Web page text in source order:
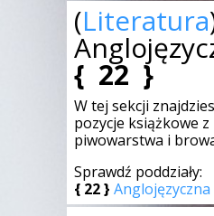
(Literatura
{ 22 }
W tej sekcji
pozycje książkowe
piwowarstwa i
Sprawdź poddziały:
{ 22} Anglojęzyczna